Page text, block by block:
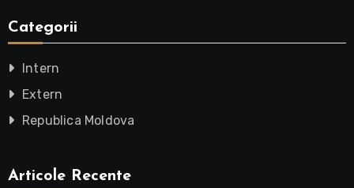
Categorii
Intern
Extern
Republica Moldova
Articole Recente